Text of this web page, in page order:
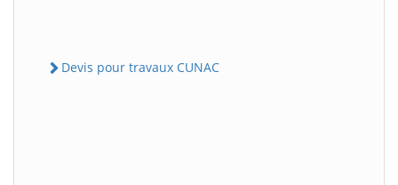
Devis pour travaux CUNAC